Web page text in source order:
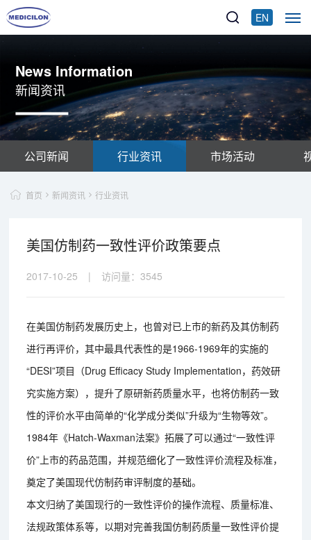
EN
News Information
新闻资讯
公司新闻 行业资讯 市场活动
首页 新闻资讯 行业资讯
美国仿制药一致性评价政策要点
2017-10-25 | 访问量：3545
在美国仿制药发展历史上，也曾对已上市的新药及其仿制药
进行再评价，其中最具代表性的是1966-1969年的实施的
“DESI”项目（Drug Efficacy Study Implementation，药效研
究实施方案），提升了原研新药质量水平，也将仿制药一致
性的评价水平由简单的“化学成分类似”升级为“生物等效”。
1984年《Hatch-Waxman法案》拓展了可以通过“一致性评
价”上市的药品范围，并规范细化了一致性评价流程及标准，
奠定了美国现代仿制药审评制度的基础。
本文归纳了美国现行的一致性评价的操作流程、质量标准、
法规政策体系等，以期对完善我国仿制药质量一致性评价提